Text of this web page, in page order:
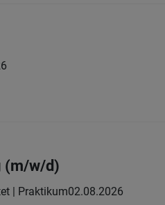
(m/w/d)
| Praktikum02.08.2026